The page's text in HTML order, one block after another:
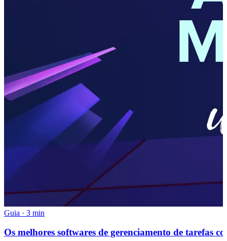
Guia · 3 min
Os melhores softwares de gerenciamento de tarefas